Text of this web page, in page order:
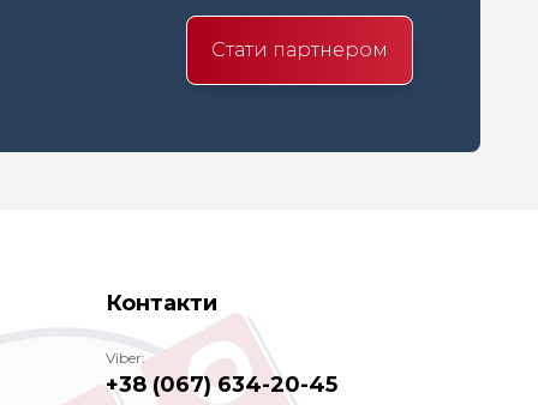
Стати партнером
Контакти
Viber:
+38 (067) 634-20-45